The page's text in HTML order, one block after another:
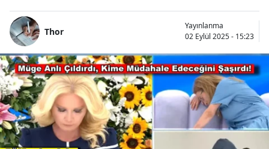
Thor
Yayınlanma
02 Eylül 2025 - 15:23